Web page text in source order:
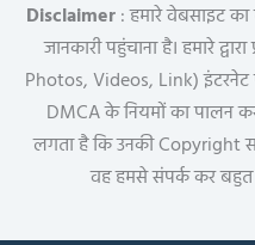
Disclaimer: हमारे वेबसाइट का
जानकारी पहुंचाना है। हमारे
Photos, Videos, Link)
DMCA के नियमों का पालन
लगता है कि उनकी Copyright
वह हमसे संपर्क कर